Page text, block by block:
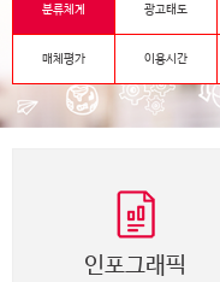
분류체계 광고태도
매체평가 이용시간
인포그래픽